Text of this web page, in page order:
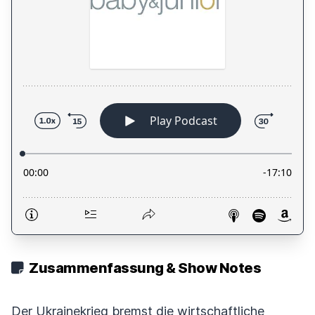
Zusammenfassung & Show Notes
Der Ukrainekrieg bremst die wirtschaftliche